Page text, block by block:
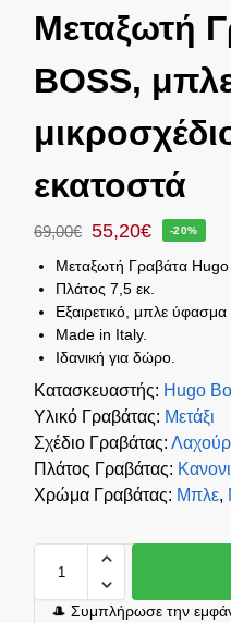
Μεταξωτή
BOSS,
εκατοστά
69,00€ 55,20€ -20%
Μεταξωτή Γραβάτα Hugo
Πλάτος 7,5 εκ.
Εξαιρετικό, μπλε ύφασμα
Made in Italy.
Ιδανική για δώρο.
Κατασκευαστής: Hugo
Υλικό Γραβάτας: Μετάξι
Σχέδιο Γραβάτας:
Πλάτος Γραβάτας:
Χρώμα Γραβάτας: Μπλε,
🎩 Συμπλήρωσε την